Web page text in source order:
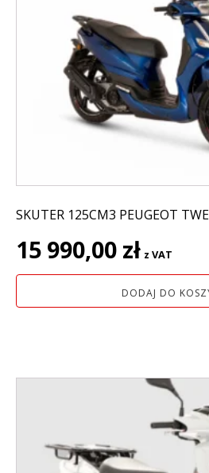
SKUTER 125CM3 PEUGEOT
15 990,00 zł z VAT
DODAJ DO